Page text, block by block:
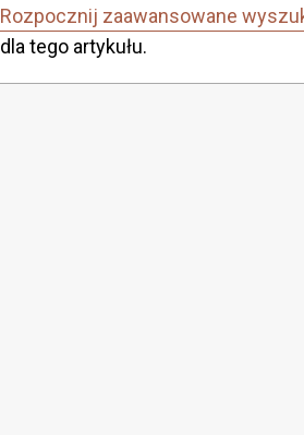
Rozpocznij zaawansowane
dla tego artykułu.